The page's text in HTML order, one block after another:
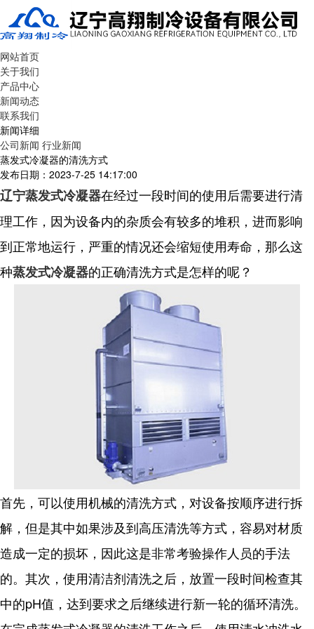
网站首页
关于我们
产品中心
新闻动态
联系我们
新闻详细
公司新闻 行业新闻
蒸发式冷凝器的清洗方式
发布日期：2023-7-25 14:17:00
辽宁蒸发式冷凝器在经过一段时间的使用后需要进行清
理工作，因为设备内的杂质会有较多的堆积，进而影响
到正常地运行，严重的情况还会缩短使用寿命，那么这
种蒸发式冷凝器的正确清洗方式是怎样的呢？
首先，可以使用机械的清洗方式，对设备按顺序进行拆
解，但是其中如果涉及到高压清洗等方式，容易对材质
造成一定的损坏，因此这是非常考验操作人员的手法
的。其次，使用清洁剂清洗之后，放置一段时间检查其
中的pH值，达到要求之后继续进行新一轮的循环清洗。